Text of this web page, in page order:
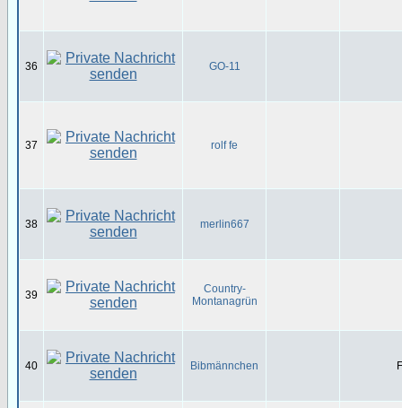
36 GO-11
37 rolf fe
38 merlin667
39
Country-
Montanagrün
40 Bibmännchen